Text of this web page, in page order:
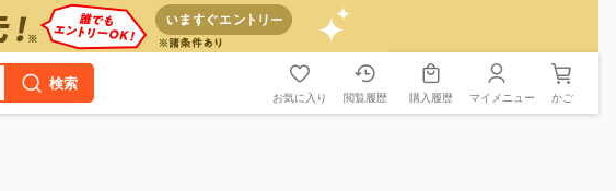
検索
お気に入り 閲覧履歴 購入履歴 マイメニュー かご